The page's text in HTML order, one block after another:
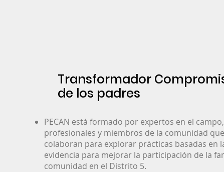
Transformador
de los padres
PECAN está formado por expertos en el campo,
profesionales y miembros de la comunidad que
colaboran para explorar prácticas basadas en
evidencia para mejorar la participación de la
comunidad en el Distrito 5.